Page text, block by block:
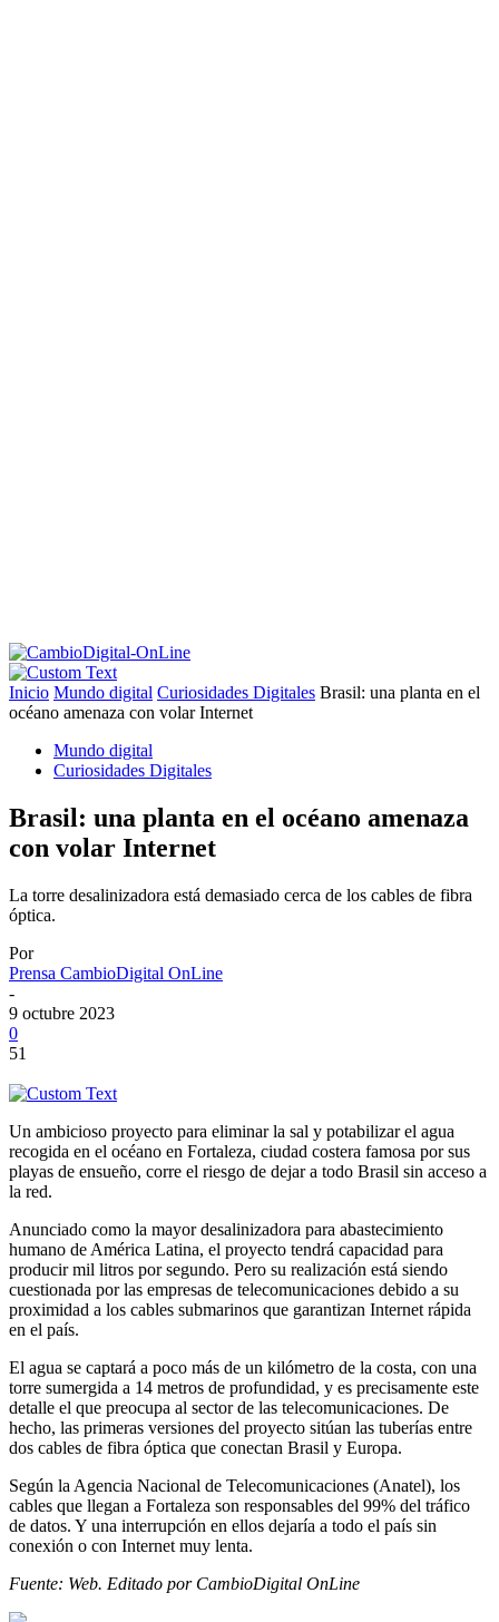
Inicio Mundo digital Curiosidades Digitales Brasil: una planta en el
océano amenaza con volar Internet
Mundo digital
Curiosidades Digitales
Brasil: una planta en el océano amenaza
con volar Internet
La torre desalinizadora está demasiado cerca de los cables de fibra
óptica.
Por
Prensa CambioDigital OnLine
-
9 octubre 2023
0
51
Un ambicioso proyecto para eliminar la sal y potabilizar el agua
recogida en el océano en Fortaleza, ciudad costera famosa por sus
playas de ensueño, corre el riesgo de dejar a todo Brasil sin acceso a
la red.
Anunciado como la mayor desalinizadora para abastecimiento
humano de América Latina, el proyecto tendrá capacidad para
producir mil litros por segundo. Pero su realización está siendo
cuestionada por las empresas de telecomunicaciones debido a su
proximidad a los cables submarinos que garantizan Internet rápida
en el país.
El agua se captará a poco más de un kilómetro de la costa, con una
torre sumergida a 14 metros de profundidad, y es precisamente este
detalle el que preocupa al sector de las telecomunicaciones. De
hecho, las primeras versiones del proyecto sitúan las tuberías entre
dos cables de fibra óptica que conectan Brasil y Europa.
Según la Agencia Nacional de Telecomunicaciones (Anatel), los
cables que llegan a Fortaleza son responsables del 99% del tráfico
de datos. Y una interrupción en ellos dejaría a todo el país sin
conexión o con Internet muy lenta.
Fuente: Web. Editado por CambioDigital OnLine